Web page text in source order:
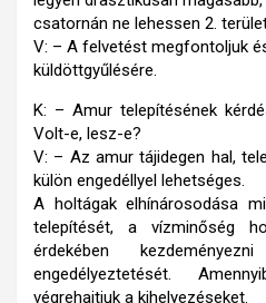
csatornán ne lehessen 2.
V: – A felvetést megfontoljuk
küldöttgyűlésére.
K: – Amur telepítésének
Volt-e, lesz-e?
V: – Az amur tájidegen hal,
külön engedéllyel lehetséges.
A holtágak elhínárosodása
telepítését, a vízminőség
érdekében
engedélyeztetését.
végrehajtjuk a kihelyezéseket.